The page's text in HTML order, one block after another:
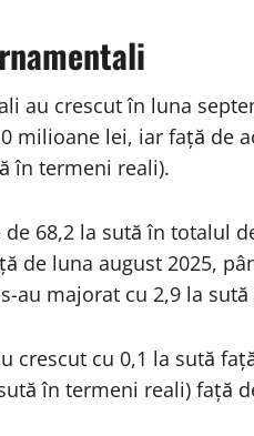
au crescut în luna
milioane lei, iar față de
în termeni reali).
68,2 la sută în totalul
de luna august 2025,
au majorat cu 2,9 la
cu 0,1 la sută
în termeni reali) față